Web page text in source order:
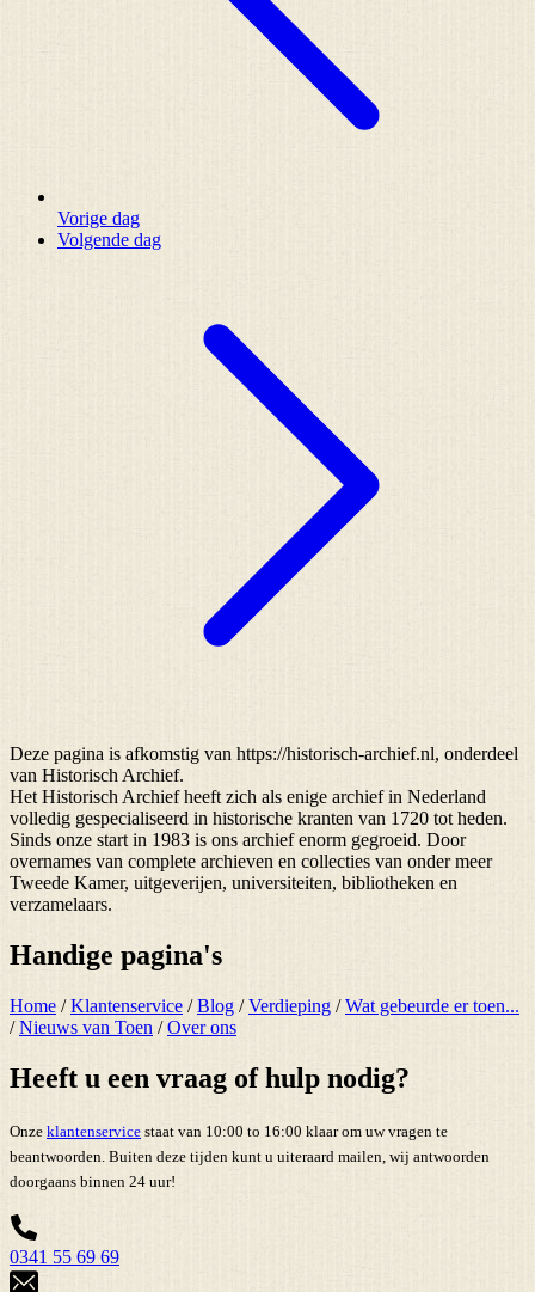
Vorige dag
Volgende dag
Deze pagina is afkomstig van https://historisch-archief.nl, onderdeel
van Historisch Archief.
Het Historisch Archief heeft zich als enige archief in Nederland
volledig gespecialiseerd in historische kranten van 1720 tot heden.
Sinds onze start in 1983 is ons archief enorm gegroeid. Door
overnames van complete archieven en collecties van onder meer
Tweede Kamer, uitgeverijen, universiteiten, bibliotheken en
verzamelaars.
Handige pagina's
Home /Klantenservice /Blog /Verdieping /Wat gebeurde er toen...
/Nieuws van Toen /Over ons
Heeft u een vraag of hulp nodig?
Onze klantenservice staat van 10:00 to 16:00 klaar om uw vragen te
beantwoorden. Buiten deze tijden kunt u uiteraard mailen, wij antwoorden
doorgaans binnen 24 uur!
0341 55 69 69